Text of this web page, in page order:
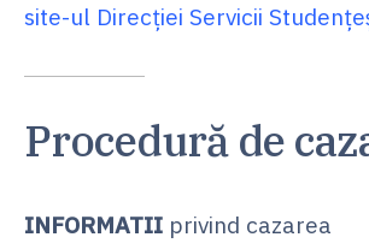
site-ul Direcţiei Servicii
Procedură de
INFORMATII privind cazarea